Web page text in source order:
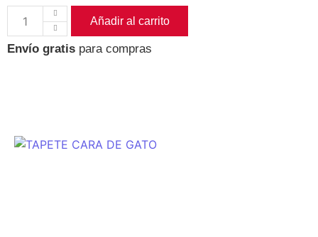
Añadir al carrito
Envío gratis para compras